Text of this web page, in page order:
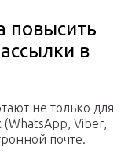
повысить
в
не только для
(WhatsApp, Viber,
почте.